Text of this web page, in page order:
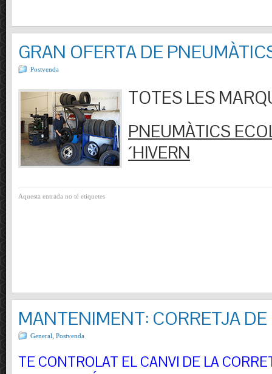
GRAN OFERTA DE
Postvenda
TOTES LES
PNEUMÀTICS
´HIVERN
Aquesta entrada no té etiquetes
MANTENIMENT: CORRETJA
General Postvenda
TE CONTROLAT EL CANVI DE LA